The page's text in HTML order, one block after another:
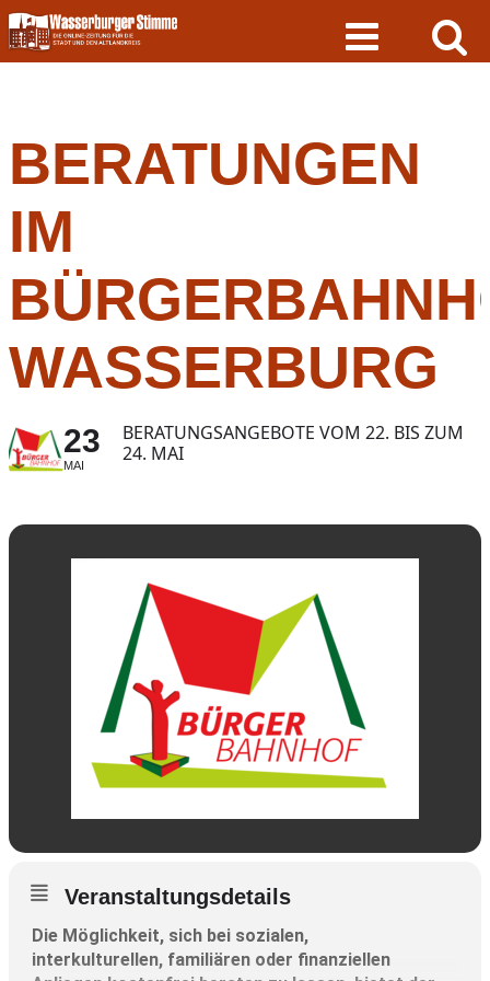
Skip
to
content
BERATUNGEN
IM
WASSERBURG
23
MAI
BERATUNGSANGEBOTE VOM 22. BIS ZUM
24. MAI
Veranstaltungsdetails
Die Möglichkeit, sich bei sozialen,
interkulturellen, familiären oder finanziellen